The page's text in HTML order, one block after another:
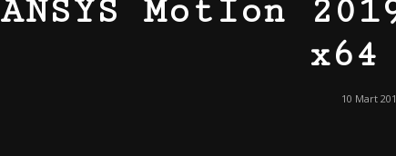
ANSYS Motion
10 Mart